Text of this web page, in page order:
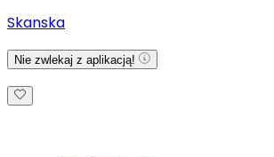
Skanska
Nie zwlekaj z aplikacją!